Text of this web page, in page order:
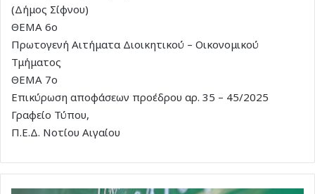
(Δήμος Σίφνου)
ΘΕΜΑ 6ο
Πρωτογενή Αιτήματα Διοικητικού – Οικονομικού
Τμήματος
ΘΕΜΑ 7ο
Επικύρωση αποφάσεων προέδρου αρ. 35 – 45/2025
Γραφείο Τύπου,
Π.Ε.Δ. Νοτίου Αιγαίου